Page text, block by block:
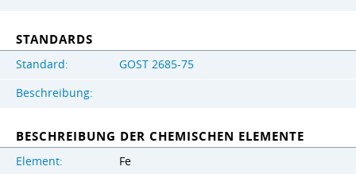
STANDARDS
Standard:
GOST 2685-75
Beschreibung:
BESCHREIBUNG DER CHEMISCHEN ELEMENTE
Element:
Fe